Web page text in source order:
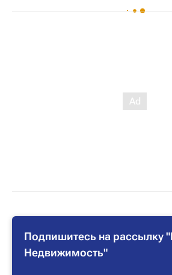
Подпишитесь на рассылку
Недвижимость"